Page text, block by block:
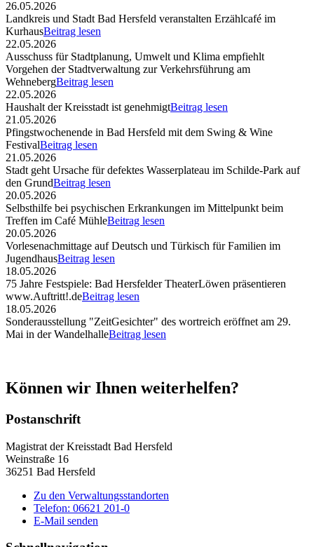
26.05.2026
Landkreis und Stadt Bad Hersfeld veranstalten Erzählcafé im
KurhausBeitrag lesen
22.05.2026
Ausschuss für Stadtplanung, Umwelt und Klima empfiehlt
Vorgehen der Stadtverwaltung zur Verkehrsführung am
WehnebergBeitrag lesen
22.05.2026
Haushalt der Kreisstadt ist genehmigtBeitrag lesen
21.05.2026
Pfingstwochenende in Bad Hersfeld mit dem Swing & Wine
FestivalBeitrag lesen
21.05.2026
Stadt geht Ursache für defektes Wasserplateau im Schilde-Park auf
den GrundBeitrag lesen
20.05.2026
Selbsthilfe bei psychischen Erkrankungen im Mittelpunkt beim
Treffen im Café MühleBeitrag lesen
20.05.2026
Vorlesenachmittage auf Deutsch und Türkisch für Familien im
JugendhausBeitrag lesen
18.05.2026
75 Jahre Festspiele: Bad Hersfelder TheaterLöwen präsentieren
www.Auftritt!.deBeitrag lesen
18.05.2026
Sonderausstellung "ZeitGesichter" des wortreich eröffnet am 29.
Mai in der WandelhalleBeitrag lesen
Können wir Ihnen weiterhelfen?
Postanschrift
Magistrat der Kreisstadt Bad Hersfeld
Weinstraße 16
36251 Bad Hersfeld
Zu den Verwaltungsstandorten
Telefon: 06621 201-0
E-Mail senden